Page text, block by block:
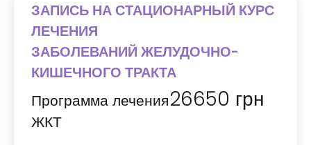
ЗАПИСЬ НА СТАЦИОНАРНЫЙ КУРС
ЛЕЧЕНИЯ
ЗАБОЛЕВАНИЙ ЖЕЛУДОЧНО-
КИШЕЧНОГО ТРАКТА
Программа лечения
ЖКТ
26650 грн